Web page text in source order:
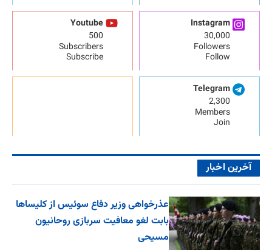
Instagram
30,000
Followers
Follow
Youtube
500
Subscribers
Subscribe
Telegram
2,300
Members
Join
آخرین اخبار
عذرخواهی وزیر دفاع سوئیس از کلیساها
بابت لغو معافیت سربازی روحانیون
مسیحی